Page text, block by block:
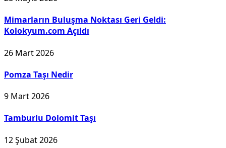
Mimarların Buluşma Noktası Geri Geldi:
Kolokyum.com Açıldı
26 Mart 2026
Pomza Taşı Nedir
9 Mart 2026
Tamburlu Dolomit Taşı
12 Şubat 2026